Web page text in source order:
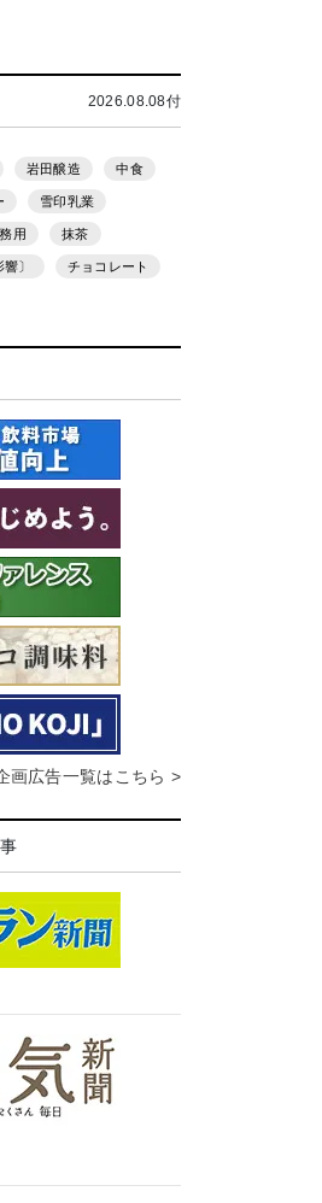
2026.08.08付
岩田醸造 中食
雪印乳業
用 抹茶
〕 チョコレート
画広告一覧はこちら >